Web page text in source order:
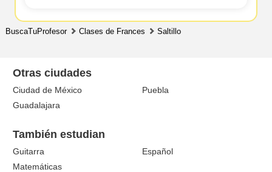
BuscaTuProfesor Clases de Frances Saltillo
Otras ciudades
Ciudad de México
Puebla
Guadalajara
También estudian
Guitarra
Español
Matemáticas